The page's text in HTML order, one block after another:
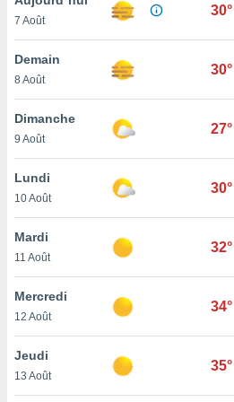
et
»,
au
vous
qu'ils
ou
le
ainsi
un
la
du
7 Août
30°
Demain
8 Août
30°
Dimanche
9 Août
27°
Lundi
10 Août
30°
Mardi
11 Août
32°
Mercredi
12 Août
34°
Jeudi
13 Août
35°